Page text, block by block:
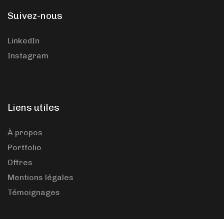
Suivez-nous
LinkedIn
Instagram
Liens utiles
À propos
Portfolio
Offres
Mentions légales
Témoignages